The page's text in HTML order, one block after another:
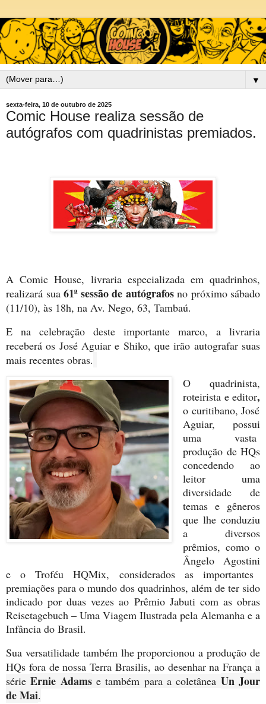
▼
sexta-feira, 10 de outubro de 2025
Comic House realiza sessão de
autógrafos com quadrinistas premiados.
A Comic House, livraria especializada em quadrinhos,
realizará sua 61ª sessão de autógrafos no próximo sábado
(11/10), às 18h, na Av. Nego, 63, Tambaú.
E na celebração deste importante marco, a livraria
receberá os José Aguiar e Shiko, que irão autografar suas
mais recentes obras.
O quadrinista,
roteirista e editor,
o curitibano, José
Aguiar, possui
uma vasta
produção de HQs
concedendo ao
leitor uma
diversidade de
temas e gêneros
que lhe conduziu
a diversos
prêmios, como o
Ângelo Agostini
e o Troféu HQMix, considerados as importantes
premiações para o mundo dos quadrinhos, além de ter sido
indicado por duas vezes ao Prêmio Jabuti com as obras
Reisetagebuch – Uma Viagem Ilustrada pela Alemanha e a
Infância do Brasil.
Sua versatilidade também lhe proporcionou a produção de
HQs fora de nossa Terra Brasilis, ao desenhar na França a
sérieErnie Adamse também para a coletânea Un Jour
de Mai.